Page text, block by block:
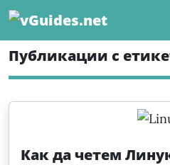
Skip
content
Публикации с
Как да четем